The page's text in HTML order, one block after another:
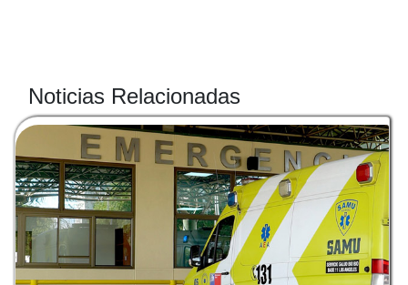
Noticias Relacionadas